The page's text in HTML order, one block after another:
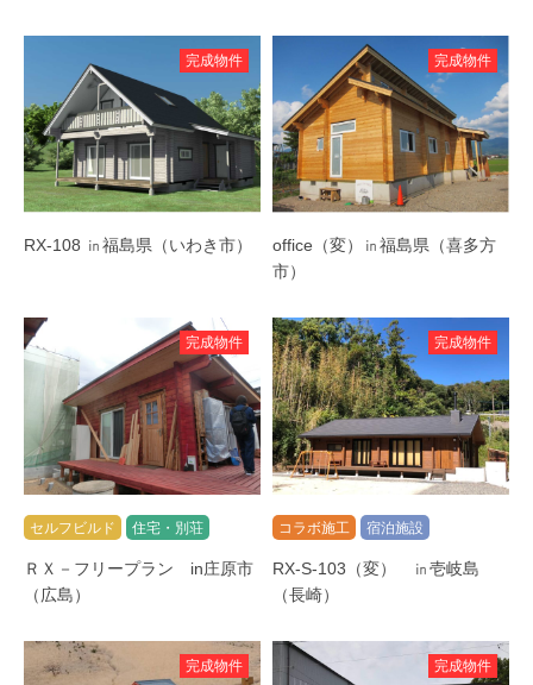
完成物件
RX-108 ㏌福島県（いわき市）
完成物件
office（変）㏌福島県（喜多方
市）
完成物件
セルフビルド 住宅・別荘
ＲＸ－フリープラン in庄原市
（広島）
完成物件
コラボ施工 宿泊施設
RX-S-103（変） ㏌壱岐島
（長崎）
完成物件 完成物件